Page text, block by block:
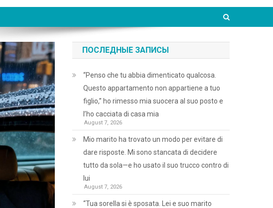
ПОСЛЕДНЫЕ ЗАПИСЫ
“Penso che tu abbia dimenticato qualcosa.
Questo appartamento non appartiene a tuo
figlio,” ho rimesso mia suocera al suo posto e
l’ho cacciata di casa mia
August 7, 2026
Mio marito ha trovato un modo per evitare di
dare risposte. Mi sono stancata di decidere
tutto da sola—e ho usato il suo trucco contro di
lui
August 7, 2026
“Tua sorella si è sposata. Lei e suo marito